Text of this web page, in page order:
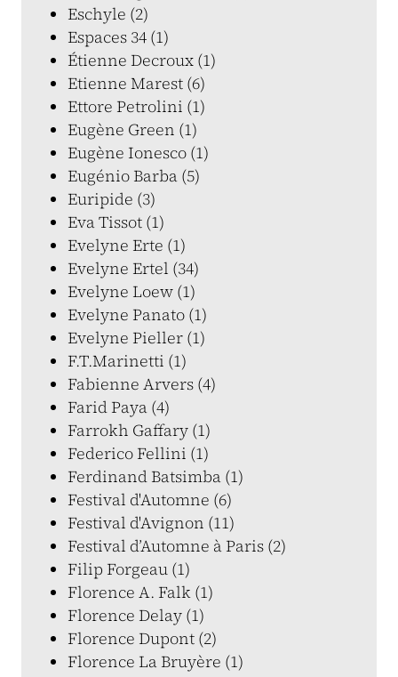
Eschyle (2)
Espaces 34 (1)
Étienne Decroux (1)
Etienne Marest (6)
Ettore Petrolini (1)
Eugène Green (1)
Eugène Ionesco (1)
Eugénio Barba (5)
Euripide (3)
Eva Tissot (1)
Evelyne Erte (1)
Evelyne Ertel (34)
Evelyne Loew (1)
Evelyne Panato (1)
Evelyne Pieller (1)
F.T.Marinetti (1)
Fabienne Arvers (4)
Farid Paya (4)
Farrokh Gaffary (1)
Federico Fellini (1)
Ferdinand Batsimba (1)
Festival d'Automne (6)
Festival d'Avignon (11)
Festival d’Automne à Paris (2)
Filip Forgeau (1)
Florence A. Falk (1)
Florence Delay (1)
Florence Dupont (2)
Florence La Bruyère (1)